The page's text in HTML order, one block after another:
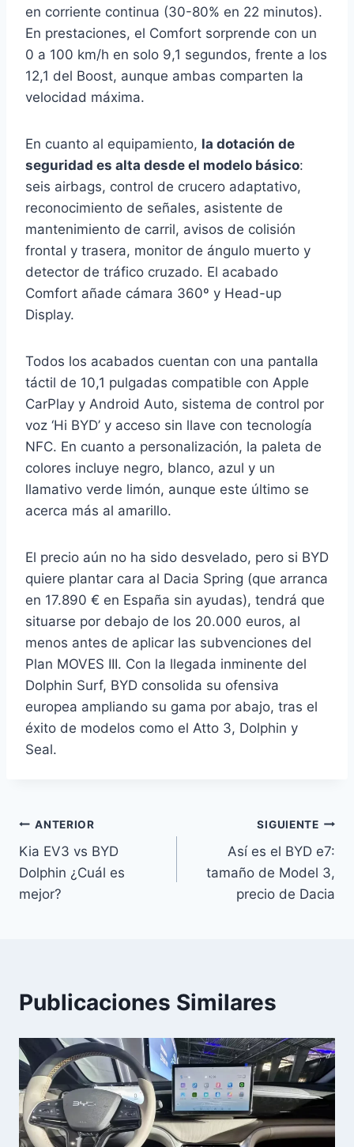
en corriente continua (30-80% en 22 minutos).
En prestaciones, el Comfort sorprende con un
0 a 100 km/h en solo 9,1 segundos, frente a los
12,1 del Boost, aunque ambas comparten la
velocidad máxima.
En cuanto al equipamiento, la dotación de
seguridad es alta desde el modelo básico:
seis airbags, control de crucero adaptativo,
reconocimiento de señales, asistente de
mantenimiento de carril, avisos de colisión
frontal y trasera, monitor de ángulo muerto y
detector de tráfico cruzado. El acabado
Comfort añade cámara 360º y Head-up
Display.
Todos los acabados cuentan con una pantalla
táctil de 10,1 pulgadas compatible con Apple
CarPlay y Android Auto, sistema de control por
voz ‘Hi BYD’ y acceso sin llave con tecnología
NFC. En cuanto a personalización, la paleta de
colores incluye negro, blanco, azul y un
llamativo verde limón, aunque este último se
acerca más al amarillo.
El precio aún no ha sido desvelado, pero si BYD
quiere plantar cara al Dacia Spring (que arranca
en 17.890 € en España sin ayudas), tendrá que
situarse por debajo de los 20.000 euros, al
menos antes de aplicar las subvenciones del
Plan MOVES III. Con la llegada inminente del
Dolphin Surf, BYD consolida su ofensiva
europea ampliando su gama por abajo, tras el
éxito de modelos como el Atto 3, Dolphin y
Seal.
Navegación
de
entradas
ANTERIOR
Kia EV3 vs BYD
Dolphin ¿Cuál es
mejor?
SIGUIENTE
Así es el BYD e7:
tamaño de Model 3,
precio de Dacia
Publicaciones Similares